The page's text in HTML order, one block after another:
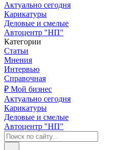
Актуально сегодня
Карикатуры
Деловые и смелые
Автоцентр "НП"
Категории
Статьи
Мнения
Интервью
Справочная
₽ Мой бизнес
Актуально сегодня
Карикатуры
Деловые и смелые
Автоцентр "НП"